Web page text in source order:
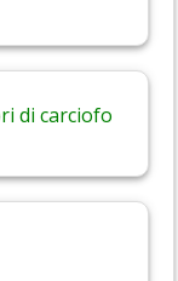
di carciofo